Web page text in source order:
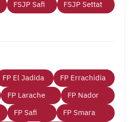
FSJP Safi FSJP Settat
FP El Jadida
FP Errachidia
FP Larache
FP Nador
FP Safi
FP Smara